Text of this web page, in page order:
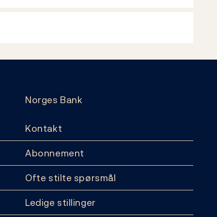
Norges Bank
Kontakt
Abonnement
Ofte stilte spørsmål
Ledige stillinger